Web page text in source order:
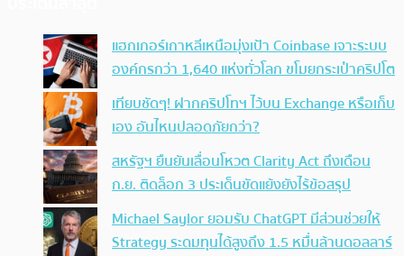
แฮกเกอร์เกาหลีเหนือมุ่งเป้า Coinbase เจาะระบบ
องค์กรกว่า 1,640 แห่งทั่วโลก ขโมยกระเป๋าคริปโต
เทียบชัดๆ! ฝากคริปโทฯ ไว้บน Exchange หรือเก็บ
เอง อันไหนปลอดภัยกว่า?
สหรัฐฯ ยืนยันเลื่อนโหวต Clarity Act ถึงเดือน
ก.ย. ติดล็อก 3 ประเด็นขัดแย้งยังไร้ข้อสรุป
Michael Saylor ยอมรับ ChatGPT มีส่วนช่วยให้
Strategy ระดมทุนได้สูงถึง 1.5 หมื่นล้านดอลลาร์